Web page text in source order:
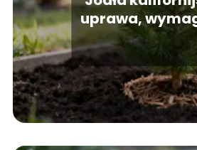
uprawa,
tempo